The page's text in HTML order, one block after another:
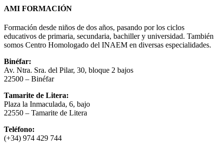
AMI FORMACIÓN
Formación desde niños de dos años, pasando por los ciclos
educativos de primaria, secundaria, bachiller y universidad. También
somos Centro Homologado del INAEM en diversas especialidades.
Binéfar:
Av. Ntra. Sra. del Pilar, 30, bloque 2 bajos
22500 – Binéfar
Tamarite de Litera:
Plaza la Inmaculada, 6, bajo
22550 – Tamarite de Litera
Teléfono:
(+34) 974 429 744